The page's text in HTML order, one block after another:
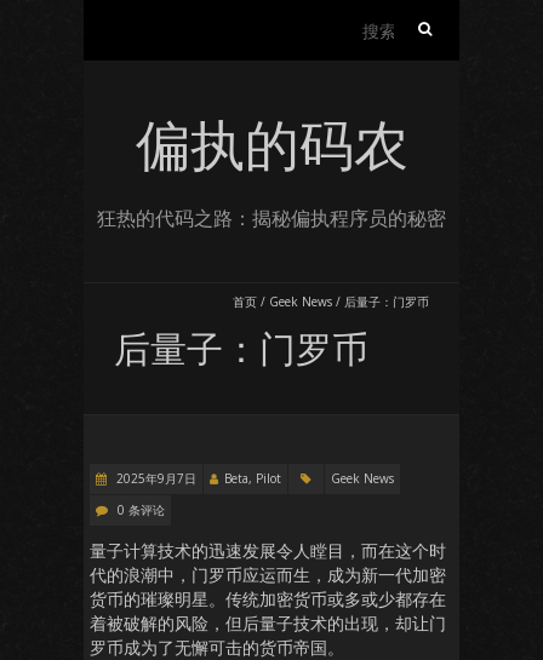
偏执的码农
狂热的代码之路：揭秘偏执程序员的秘密
首页 / Geek News / 后量子：门罗币
后量子：门罗币
2025年9月7日 Beta, Pilot
Geek News
0 条评论
量子计算技术的迅速发展令人瞠目，而在这个时
代的浪潮中，门罗币应运而生，成为新一代加密
货币的璀璨明星。传统加密货币或多或少都存在
着被破解的风险，但后量子技术的出现，却让门
罗币成为了无懈可击的货币帝国。